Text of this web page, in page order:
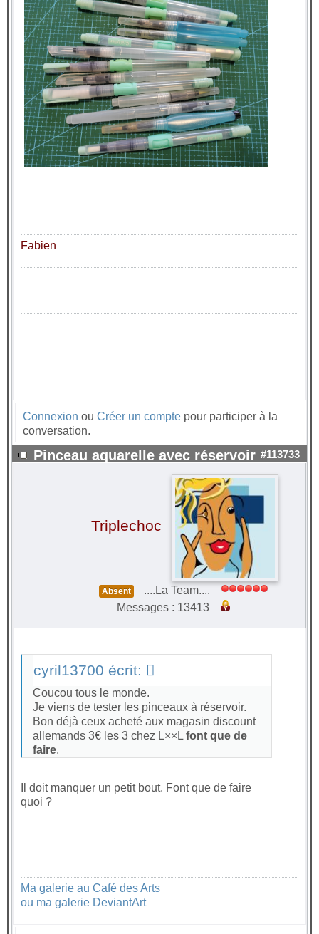
Fabien
Connexion ou Créer un compte pour participer à la
conversation.
Pinceau aquarelle avec réservoir #113733
Triplechoc
Absent
....La Team....
Messages : 13413
cyril13700 écrit:
Coucou tous le monde.
Je viens de tester les pinceaux à réservoir.
Bon déjà ceux acheté aux magasin discount
allemands 3€ les 3 chez L××L font que de
faire.
Il doit manquer un petit bout. Font que de faire
quoi ?
Ma galerie au Café des Arts
ou ma galerie DeviantArt